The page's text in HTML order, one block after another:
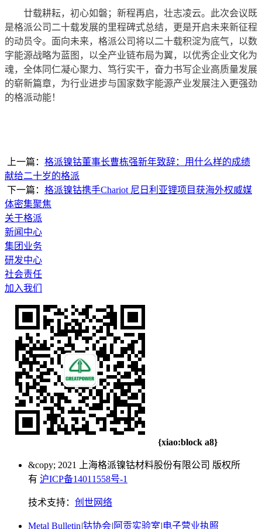
廿载耕耘，初心如磐；新程再启，壮志凌云。此次会议既
是格派公司二十载发展的里程碑式总结，更是开启未来新征程
的动员令。面向未来，格派公司将以二十载积淀为底气，以数
字能源战略为蓝图，以全产业链布局为翼，以优秀企业文化为
魂，全体同仁凝心聚力、笃行实干，奋力书写企业高质量发展
的崭新篇章，为行业进步与国家数字能源产业发展注入更强劲
的格派动能！
上一篇： 格派镍钴董事长曹栋强新年致辞：用什么样的成绩
献给二十岁的格派
下一篇： 格派镍钴携手Chariot 尼日利亚锂项目获海外权威媒
体密集聚焦
关于格派
新闻中心
集团业务
研发中心
社会责任
加入我们
{xiao:block a8}
&copy; 2021 上海格派镍钴材料股份有限公司 版权所
有 沪ICP备14011558号-1
技术支持： 创世网络
Metal Bulletin|钴协会| 阿贡实验室|电子营业执照